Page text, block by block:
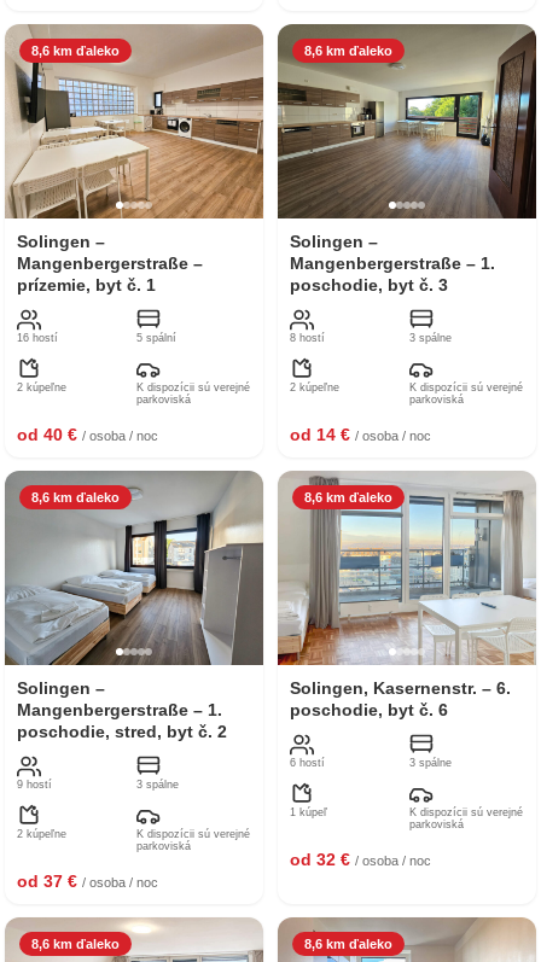
8,6 km ďaleko
Solingen –
Mangenbergerstraße –
prízemie, byt č. 1
16 hostí 5 spální
2 kúpeľne
K dispozícii sú verejné
parkoviská
od 40 € / osoba / noc
8,6 km ďaleko
Solingen –
Mangenbergerstraße – 1.
poschodie, byt č. 3
8 hostí 3 spálne
2 kúpeľne
K dispozícii sú verejné
parkoviská
od 14 € / osoba / noc
8,6 km ďaleko
Solingen –
Mangenbergerstraße – 1.
poschodie, stred, byt č. 2
9 hostí 3 spálne
2 kúpeľne
K dispozícii sú verejné
parkoviská
od 37 € / osoba / noc
8,6 km ďaleko
Solingen, Kasernenstr. – 6.
poschodie, byt č. 6
6 hostí 3 spálne
1 kúpeľ
K dispozícii sú verejné
parkoviská
od 32 € / osoba / noc
8,6 km ďaleko 8,6 km ďaleko